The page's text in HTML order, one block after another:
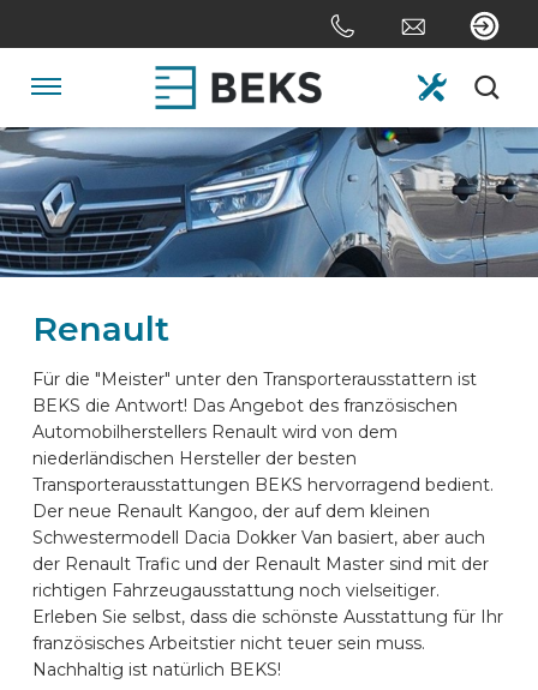
to
content
Jump
to
the
navigation
HOME
ÜBER UNS
SYSTEME
ANPASSUNG
SEKTOREN
AUTOMARKEN
KONTAKT
Renault
Für die "Meister" unter den Transporterausstattern ist
BEKS die Antwort! Das Angebot des französischen
Automobilherstellers Renault wird von dem
niederländischen Hersteller der besten
Transporterausstattungen BEKS hervorragend bedient.
Der neue Renault Kangoo, der auf dem kleinen
Schwestermodell Dacia Dokker Van basiert, aber auch
der Renault Trafic und der Renault Master sind mit der
richtigen Fahrzeugausstattung noch vielseitiger.
Erleben Sie selbst, dass die schönste Ausstattung für Ihr
französisches Arbeitstier nicht teuer sein muss.
Nachhaltig ist natürlich BEKS!